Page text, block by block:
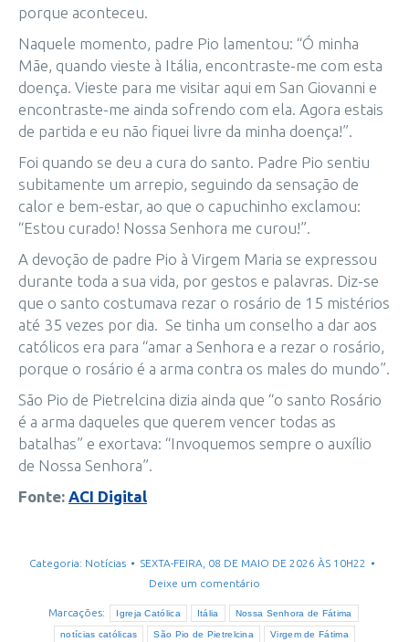
porque aconteceu.
Naquele momento, padre Pio lamentou: “Ó minha
Mãe, quando vieste à Itália, encontraste-me com esta
doença. Vieste para me visitar aqui em San Giovanni e
encontraste-me ainda sofrendo com ela. Agora estais
de partida e eu não fiquei livre da minha doença!”.
Foi quando se deu a cura do santo. Padre Pio sentiu
subitamente um arrepio, seguindo da sensação de
calor e bem-estar, ao que o capuchinho exclamou:
“Estou curado! Nossa Senhora me curou!”.
A devoção de padre Pio à Virgem Maria se expressou
durante toda a sua vida, por gestos e palavras. Diz-se
que o santo costumava rezar o rosário de 15 mistérios
até 35 vezes por dia. Se tinha um conselho a dar aos
católicos era para “amar a Senhora e a rezar o rosário,
porque o rosário é a arma contra os males do mundo”.
São Pio de Pietrelcina dizia ainda que “o santo Rosário
é a arma daqueles que querem vencer todas as
batalhas” e exortava: “Invoquemos sempre o auxílio
de Nossa Senhora”.
Fonte: ACI Digital
Categoria: Notícias
SEXTA-FEIRA, 08 DE MAIO DE 2026 ÀS 10H22
Deixe um comentário
Marcações: Igreja Católica Itália Nossa Senhora de Fátima
notícias católicas São Pio de Pietrelcina Virgem de Fátima